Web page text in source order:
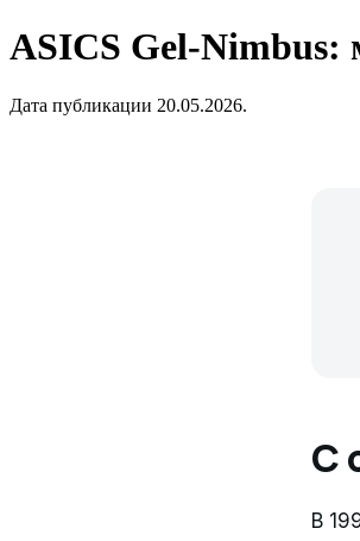
ASICS Gel-Nimbus:
Дата публикации 20.05.2026.
С
В